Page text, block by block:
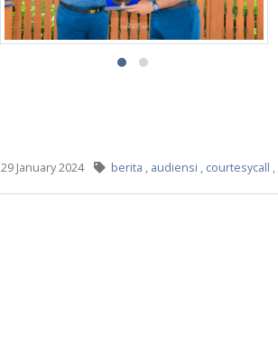
29 January 2024 berita , audiensi , courtesycall ,